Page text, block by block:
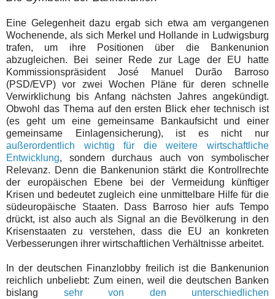
Eine Gelegenheit dazu ergab sich etwa am vergangenen
Wochenende, als sich Merkel und Hollande in Ludwigsburg
trafen, um ihre Positionen über die Bankenunion
abzugleichen. Bei seiner Rede zur Lage der EU hatte
Kommissionspräsident José Manuel Durão Barroso
(PSD/EVP) vor zwei Wochen Pläne für deren schnelle
Verwirklichung bis Anfang nächsten Jahres angekündigt.
Obwohl das Thema auf den ersten Blick eher technisch ist
(es geht um eine gemeinsame Bankaufsicht und einer
gemeinsame Einlagensicherung), ist es nicht nur
außerordentlich wichtig für die weitere wirtschaftliche
Entwicklung, sondern durchaus auch von symbolischer
Relevanz. Denn die Bankenunion stärkt die Kontrollrechte
der europäischen Ebene bei der Vermeidung künftiger
Krisen und bedeutet zugleich eine unmittelbare Hilfe für die
südeuropäische Staaten. Dass Barroso hier aufs Tempo
drückt, ist also auch als Signal an die Bevölkerung in den
Krisenstaaten zu verstehen, dass die EU an konkreten
Verbesserungen ihrer wirtschaftlichen Verhältnisse arbeitet.
In der deutschen Finanzlobby freilich ist die Bankenunion
reichlich unbeliebt: Zum einen, weil die deutschen Banken
bislang sehr von den unterschiedlichen